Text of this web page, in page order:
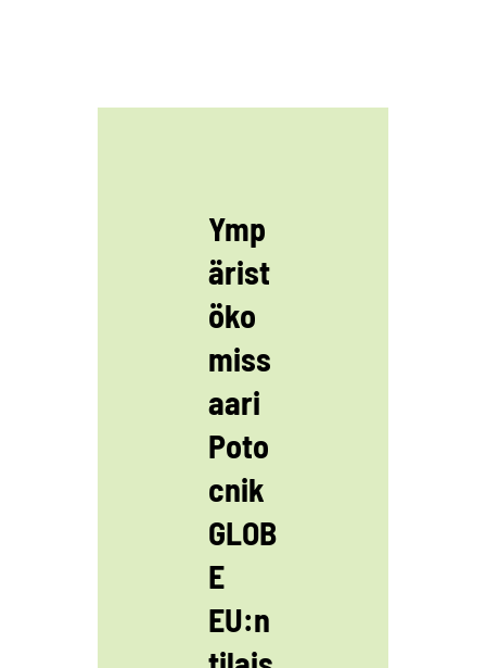
Ymp
ärist
öko
miss
aari
Poto
cnik
GLOB
E
EU:n